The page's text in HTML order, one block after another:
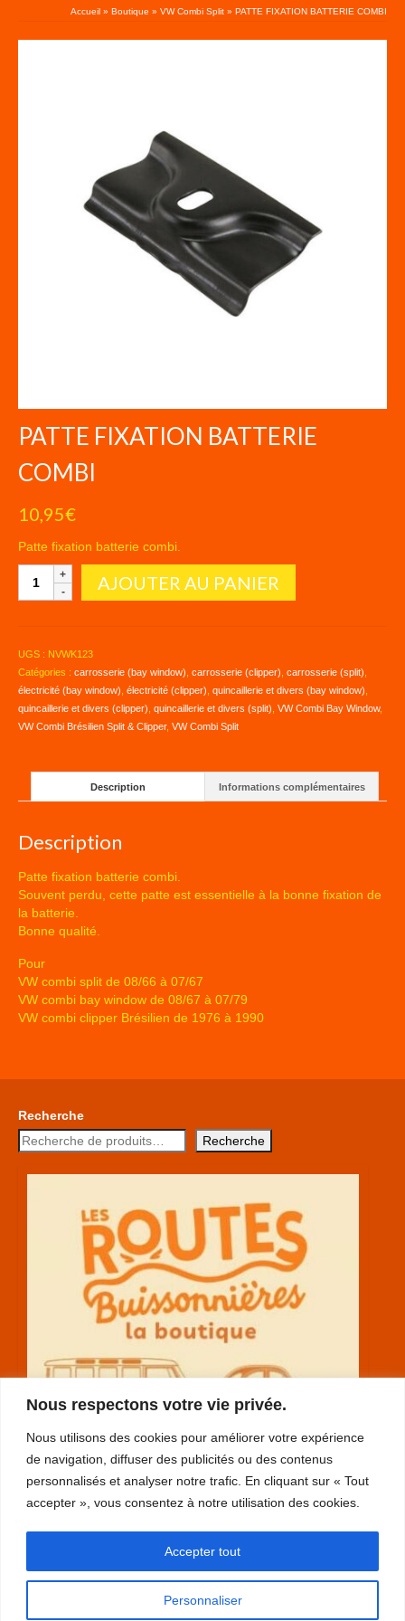
Nous respectons votre vie privée.
Nous utilisons des cookies pour améliorer votre expérience
de navigation, diffuser des publicités ou des contenus
personnalisés et analyser notre trafic. En cliquant sur « Tout
accepter », vous consentez à notre utilisation des cookies.
Personnaliser
Accepter tout
Accueil » Boutique » VW Combi Split » PATTE FIXATION BATTERIE COMBI
PATTE FIXATION BATTERIE
COMBI
10,95€
Patte fixation batterie combi.
quantité
AJOUTER AU PANIER
UGS : NVWK123
Catégories : carrosserie (bay window) carrosserie (clipper) carrosserie (split)
électricité (bay window) électricité (clipper) quincaillerie et divers (bay window)
quincaillerie et divers (clipper) quincaillerie et divers (split) VW Combi Bay Window,
VW Combi Brésilien Split & Clipper, VW Combi Split
Description Informations complémentaires
Description
Patte fixation batterie combi.
Souvent perdu, cette patte est essentielle à la bonne fixation de
la batterie.
Bonne qualité.
Pour
VW combi split de 08/66 à 07/67
VW combi bay window de 08/67 à 07/79
VW combi clipper Brésilien de 1976 à 1990
Recherche
Recherche
RGPD
mentions légales